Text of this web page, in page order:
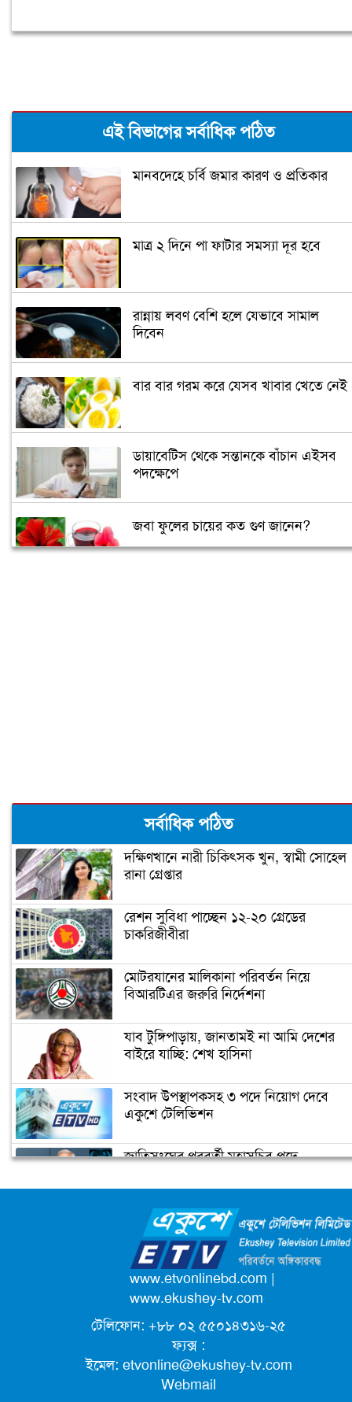
এই বিভাগের সর্বাধিক পঠিত
মানবদেহে চর্বি জমার কারণ ও প্রতিকার
মাত্র ২ দিনে পা ফাটার সমস্যা দূর হবে
রান্নায় লবণ বেশি হলে যেভাবে সামাল
দিবেন
বার বার গরম করে যেসব খাবার খেতে নেই
ডায়াবেটিস থেকে সন্তানকে বাঁচান এইসব
পদক্ষেপে
জবা ফুলের চায়ের কত গুণ জানেন?
ঠোঁটের কোণে জ্বরঠোসা, কারণ ও প্রতিকার
সর্বাধিক পঠিত
দক্ষিণখানে নারী চিকিৎসক খুন, স্বামী সোহেল
রানা গ্রেপ্তার
রেশন সুবিধা পাচ্ছেন ১২-২০ গ্রেডের
চাকরিজীবীরা
মোটরযানের মালিকানা পরিবর্তন নিয়ে
বিআরটিএর জরুরি নির্দেশনা
যাব টুঙ্গিপাড়ায়, জানতামই না আমি দেশের
বাইরে যাচ্ছি: শেখ হাসিনা
সংবাদ উপস্থাপকসহ ৩ পদে নিয়োগ দেবে
একুশে টেলিভিশন
জাতিসংঘের পরবর্তী মহাসচিব পদে
ক্যাম্পাস অ্যাম্বাসেডর নিয়োগ দিচ্ছে একুশে
টেলিভিশন
পদোন্নতি পেয়ে সচিব হলেন ২ কর্মকর্তা
লিগ্যাল এইডের মাধ্যমে সন্তান ফিরে পেল
সেই কিশোরী মা জুঁই
জেট ফুয়েলের দাম কমলো লিটারে ১৯ টাকা
www.etvonlinebd.com |
www.ekushey-tv.com
টেলিফোন: +৮৮ ০২ ৫৫০১৪৩১৬-২৫
ফ্যক্স :
ইমেল: etvonline@ekushey-tv.com
Webmail